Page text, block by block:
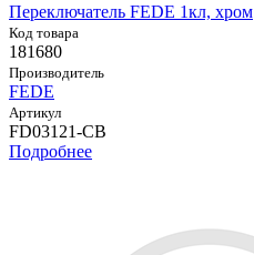
Переключатель FEDE 1кл, хром
Код товара
181680
Производитель
FEDE
Артикул
FD03121-CB
Подробнее